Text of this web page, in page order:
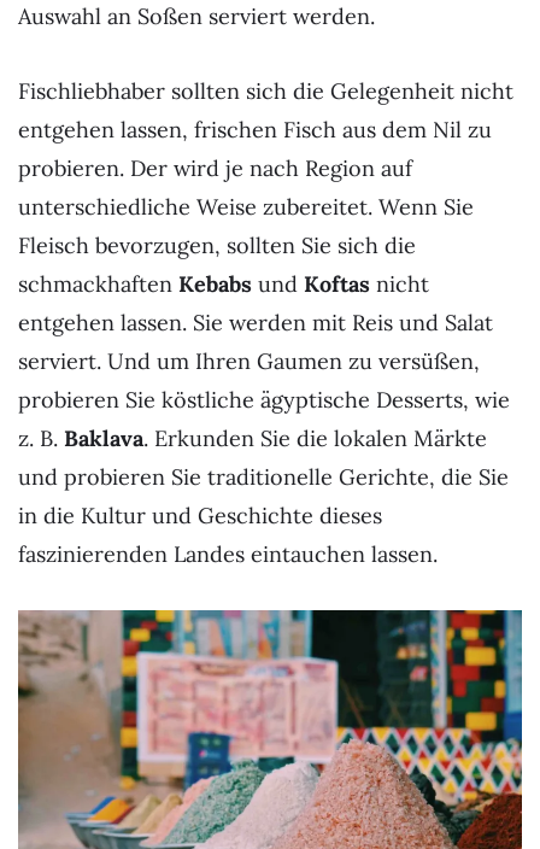
Auswahl an Soßen serviert werden.
Fischliebhaber sollten sich die Gelegenheit nicht
entgehen lassen, frischen Fisch aus dem Nil zu
probieren. Der wird je nach Region auf
unterschiedliche Weise zubereitet. Wenn Sie
Fleisch bevorzugen, sollten Sie sich die
schmackhaften Kebabs und Koftas nicht
entgehen lassen. Sie werden mit Reis und Salat
serviert. Und um Ihren Gaumen zu versüßen,
probieren Sie köstliche ägyptische Desserts, wie
z. B. Baklava. Erkunden Sie die lokalen Märkte
und probieren Sie traditionelle Gerichte, die Sie
in die Kultur und Geschichte dieses
faszinierenden Landes eintauchen lassen.